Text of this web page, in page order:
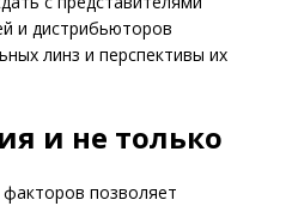
и дистрибьюторов
линз и перспективы их
и не только
позволяет